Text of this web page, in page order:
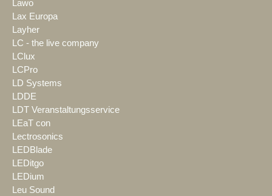
Lawo
Lax Europa
Layher
LC - the live company
LClux
LCPro
LD Systems
LDDE
LDT Veranstaltungsservice
LEaT con
Lectrosonics
LEDBlade
LEDitgo
LEDium
Leu Sound